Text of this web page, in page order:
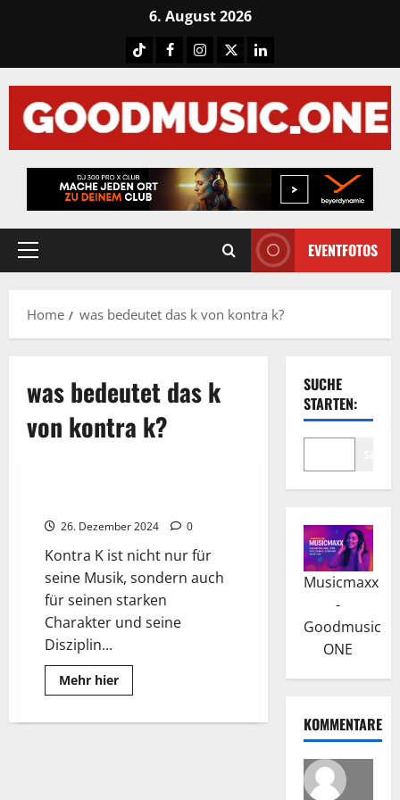
6. August 2026
TiktokFacebook
Instagram
X LinkedIN
Primary
EVENTFOTOS
Home was bedeutet das k von kontra k?
was bedeutet das k
von kontra k?
26. Dezember 2024 0
Kontra K ist nicht nur für
seine Musik, sondern auch
für seinen starken
Charakter und seine
Disziplin...
Mehr hierRead
more
K:
SUCHE
STARTEN:
Musicmaxx
-
Goodmusic
ONE
KOMMENTARE